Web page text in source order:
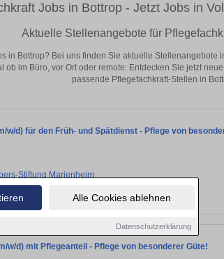
Alle Cookies ablehnen
Datenschutzerklärung
Jobs in Bottrop - Jetzt Jobs in
Aktuelle Stellenangebote für
in Bottrop? Bei uns finden Sie aktuelle Stellenangebote
ob im Büro, vor Ort oder remote: Entdecken Sie jetzt
passende Pflegefachkraft-Stellen in
w/d) für den Früh- und Spätdienst - Pflege von
Stiftung Marienheim
w/d) mit Pflegeanteil - Pflege von besonderer Güte!